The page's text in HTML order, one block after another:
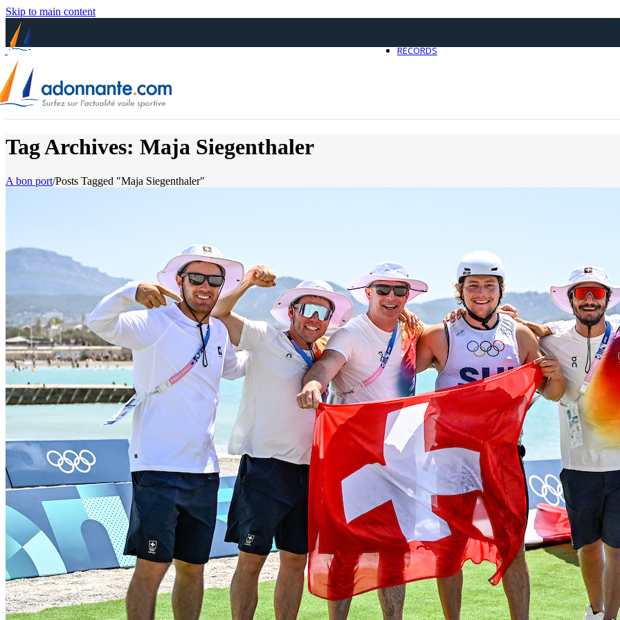
Skip to main content
0
RECORDS
05Mai
Classe Ultim 32/23 ,Records, Trophée Jules Verne
Un nouveau Maxi Edmond de
Source
Gitana Team
8 mai 2025
0
Tag Archives: Maja Siegenthaler
A bon port/Posts Tagged "Maja Siegenthaler"